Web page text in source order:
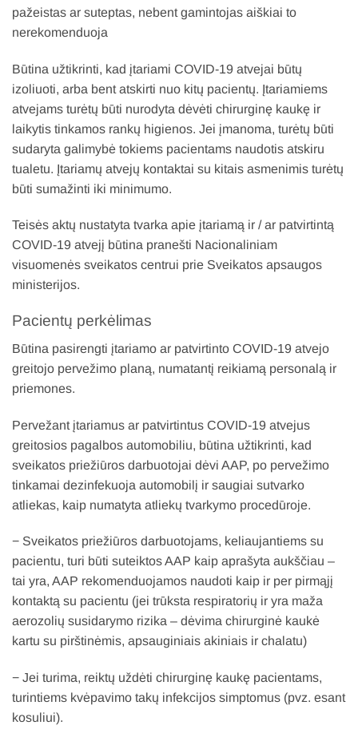
pažeistas ar suteptas, nebent gamintojas aiškiai to
nerekomenduoja
Būtina užtikrinti, kad įtariami COVID-19 atvejai būtų
izoliuoti, arba bent atskirti nuo kitų pacientų. Įtariamiems
atvejams turėtų būti nurodyta dėvėti chirurginę kaukę ir
laikytis tinkamos rankų higienos. Jei įmanoma, turėtų būti
sudaryta galimybė tokiems pacientams naudotis atskiru
tualetu. Įtariamų atvejų kontaktai su kitais asmenimis turėtų
būti sumažinti iki minimumo.
Teisės aktų nustatyta tvarka apie įtariamą ir / ar patvirtintą
COVID-19 atvejį būtina pranešti Nacionaliniam
visuomenės sveikatos centrui prie Sveikatos apsaugos
ministerijos.
Pacientų perkėlimas
Būtina pasirengti įtariamo ar patvirtinto COVID-19 atvejo
greitojo pervežimo planą, numatantį reikiamą personalą ir
priemones.
Pervežant įtariamus ar patvirtintus COVID-19 atvejus
greitosios pagalbos automobiliu, būtina užtikrinti, kad
sveikatos priežiūros darbuotojai dėvi AAP, po pervežimo
tinkamai dezinfekuoja automobilį ir saugiai sutvarko
atliekas, kaip numatyta atliekų tvarkymo procedūroje.
− Sveikatos priežiūros darbuotojams, keliaujantiems su
pacientu, turi būti suteiktos AAP kaip aprašyta aukščiau –
tai yra, AAP rekomenduojamos naudoti kaip ir per pirmąjį
kontaktą su pacientu (jei trūksta respiratorių ir yra maža
aerozolių susidarymo rizika – dėvima chirurginė kaukė
kartu su pirštinėmis, apsauginiais akiniais ir chalatu)
− Jei turima, reiktų uždėti chirurginę kaukę pacientams,
turintiems kvėpavimo takų infekcijos simptomus (pvz. esant
kosuliui).